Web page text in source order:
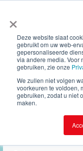
×
Deze website slaat
gebruikt om uw web-
gepersonaliseerde
via andere media. Voor
gebruiken, zie onze
We zullen niet volgen
voorkeuren te voldoen,
gebruiken, zodat u niet
maken.
De Panne
27
De Panne
By : Team